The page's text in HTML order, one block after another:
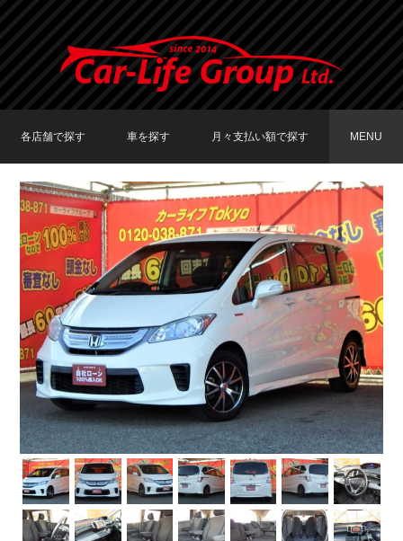
各店舗で探す
TOKYO店在庫車両
大阪店在庫車両
福岡店在庫車両
車を探す
車種で探す
メーカーで探す
月々支払い額で探す
〜19,999円
20,000円〜29,999円
30,000円〜39,999円
40,000円〜49,999円
50,000円〜
MENU